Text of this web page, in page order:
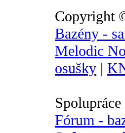
Copyright
Bazény -
Melodic
osušky |
Spolupráce
Fórum -